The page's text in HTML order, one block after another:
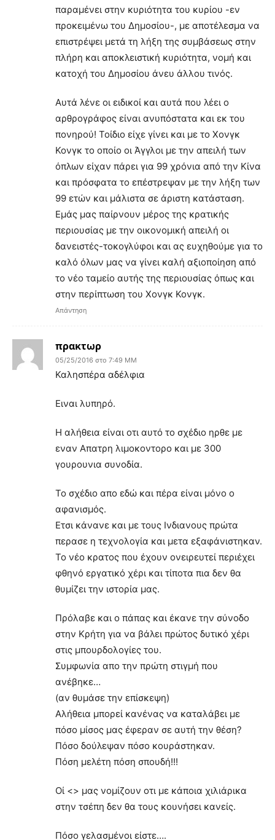
παραμένει στην κυριότητα του κυρίου -εν
προκειμένω του Δημοσίου-, με αποτέλεσμα να
επιστρέψει μετά τη λήξη της συμβάσεως στην
πλήρη και αποκλειστική κυριότητα, νομή και
κατοχή του Δημοσίου άνευ άλλου τινός.
Αυτά λένε οι ειδικοί και αυτά που λέει ο
αρθρογράφος είναι ανυπόστατα και εκ του
πονηρού! Τοίδιο είχε γίνει και με το Χονγκ
Κονγκ το οποίο οι Άγγλοι με την απειλή των
όπλων είχαν πάρει για 99 χρόνια από την Κίνα
και πρόσφατα το επέστρεψαν με την λήξη των
99 ετών και μάλιστα σε άριστη κατάσταση.
Εμάς μας παίρνουν μέρος της κρατικής
περιουσίας με την οικονομική απειλή οι
δανειστές-τοκογλύφοι και ας ευχηθούμε για το
καλό όλων μας να γίνει καλή αξιοποίηση από
το νέο ταμείο αυτής της περιουσίας όπως και
στην περίπτωση του Χονγκ Κονγκ.
Απάντηση
πρακτωρ
05/25/2016 στο 7:49 ΜΜ
Καλησπέρα αδέλφια
Ειναι λυπηρό.
Η αλήθεια είναι οτι αυτό το σχέδιο ηρθε με
εναν Απατρη λιμοκοντορο και με 300
γουρουνια συνοδία.
Το σχέδιο απο εδώ και πέρα είναι μόνο ο
αφανισμός.
Ετσι κάνανε και με τους Ινδιανους πρώτα
περασε η τεχνολογία και μετα εξαφάνιστηκαν.
Το νέο κρατος που έχουν ονειρευτεί περιέχει
φθηνό εργατικό χέρι και τίποτα πια δεν θα
θυμίζει την ιστορία μας.
Πρόλαβε και ο πάπας και έκανε την σύνοδο
στην Κρήτη για να βάλει πρώτος δυτικό χέρι
στις μπουρδολογίες του.
Συμφωνία απο την πρώτη στιγμή που
ανέβηκε…
(αν θυμάσε την επίσκεψη)
Αλήθεια μπορεί κανένας να καταλάβει με
πόσο μίσος μας έφεραν σε αυτή την θέση?
Πόσο δούλεψαν πόσο κουράστηκαν.
Πόση μελέτη πόση σπουδή!!!
Οί <> μας νομίζουν οτι με κάποια χιλιάρικα
στην τσέπη δεν θα τους κουνήσει κανείς.
Πόσο γελασμένοι είστε….